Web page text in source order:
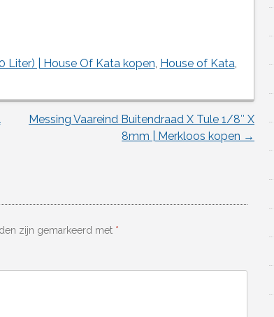
Liter) | House Of Kata kopen, House of Kata,
Messing Vaareind Buitendraad X Tule 1/8″ X
8mm | Merkloos kopen →
zijn gemarkeerd met *